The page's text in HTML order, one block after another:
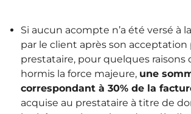
Si aucun acompte n’a été versé à
par le client après son acceptation
prestataire, pour quelques raisons
hormis la force majeure, une
correspondant à 30% de la
acquise au prestataire à titre de